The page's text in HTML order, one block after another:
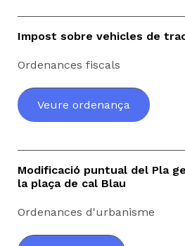
Impost sobre vehicles de
Ordenances fiscals
Veure ordenança
Modificació puntual del Pla
la plaça de cal Blau
Ordenances d'urbanisme